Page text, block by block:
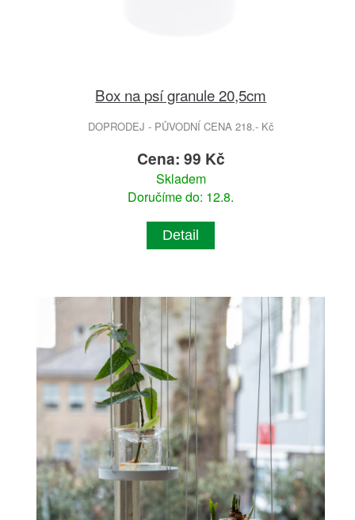
Box na psí granule 20,5cm
DOPRODEJ - PŮVODNÍ CENA 218.- Kč
Cena: 99 Kč
Skladem
Doručíme do: 12.8.
Detail